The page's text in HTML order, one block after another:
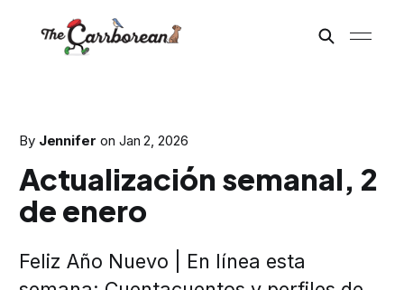
By Jennifer on Jan 2, 2026
Actualización semanal, 2
de enero
Feliz Año Nuevo | En línea esta